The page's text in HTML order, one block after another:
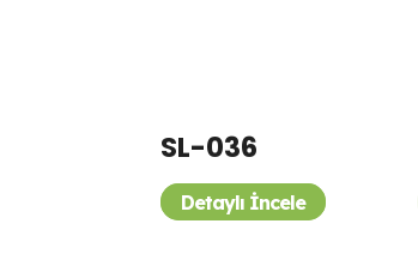
SL-036
Detaylı İncele